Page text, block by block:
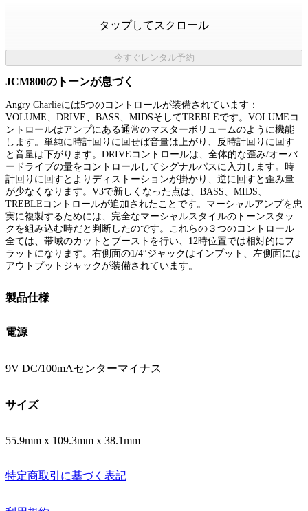
タップしてスクロール
今すぐレンタル予約
JCM800のトーンが息づく
Angry Charlieには5つのコントロールが装備されています：
VOLUME、DRIVE、BASS、MIDSそしてTREBLEです。VOLUMEコ
ントロールはアンプにある通常のマスターボリュームのように機能
します。単純に時計回りに回せば音量は上がり、反時計回りに回す
と音量は下がります。DRIVEコントロールは、全体的な歪み/オーバ
ードライブの量をコントロールしてシグナルパスに入力します。時
計回りに回すとよりディストーションが掛かり、逆に回すと歪み量
が少なくなります。V3で新しくなった点は、BASS、MIDS、
TREBLEコントロールが追加されたことです。マーシャルアンプを忠
実に複製するためには、完全なマーシャルスタイルのトーンスタッ
クを組み込む時だと判断したのです。これらの３つのコントロール
全ては、帯域のカットとブーストを行い、12時位置では相対的にフ
ラットになります。右側面の1/4″ジャックはインプット、左側面には
アウトプットジャックが装備されています。
製品仕様
電源
9V DC/100mAセンターマイナス
サイズ
55.9mm x 109.3mm x 38.1mm
特定商取引に基づく表記